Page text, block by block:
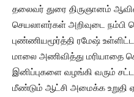
தலைவர் துரை திருஞானம்
செயலாளர்கள் அறிவுடை நம்பி
புண்ணியமூர்த்தி ரமேஷ்
மாலை அணிவித்து மரியாதை
இனிப்புகளை வழங்கி வரும்
மீண்டும் ஆட்சி அமைக்க உறுதி